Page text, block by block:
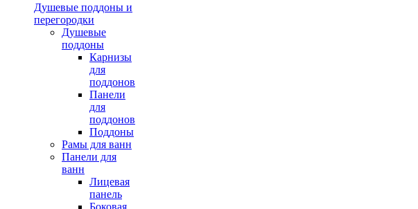
Душевые поддоны и
перегородки
Душевые
поддоны
Карнизы
для
поддонов
Панели
для
поддонов
Поддоны
Рамы для ванн
Панели для
ванн
Лицевая
панель
Боковая